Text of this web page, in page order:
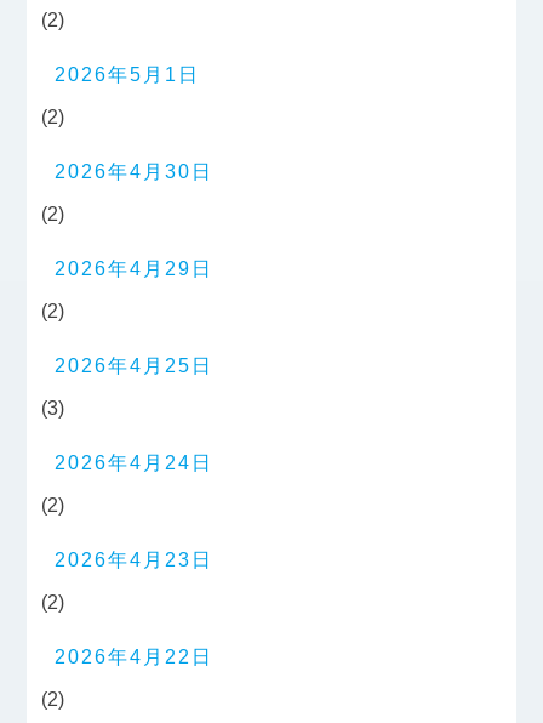
(2)
2026年5月1日
(2)
2026年4月30日
(2)
2026年4月29日
(2)
2026年4月25日
(3)
2026年4月24日
(2)
2026年4月23日
(2)
2026年4月22日
(2)